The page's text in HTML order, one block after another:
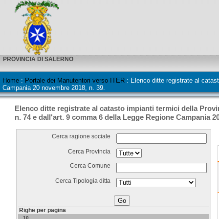
PROVINCIA DI SALERNO
Home : Portale dei Manutentori verso ITER : Elenco ditte registrate al
Campania 20 novembre 2018, n. 39.
Elenco ditte registrate al catasto impianti termici della
n. 74 e dall'art. 9 comma 6 della Legge Regione Campania
Cerca ragione sociale
Cerca Provincia
Cerca Comune
Cerca Tipologia ditta
Righe per pagina
10